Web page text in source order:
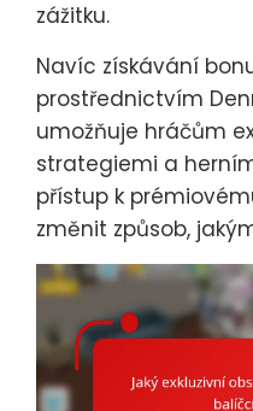
zážitku.
Navíc získávání
prostřednictvím
umožňuje hráčům
strategiemi a
přístup k
změnit způsob,